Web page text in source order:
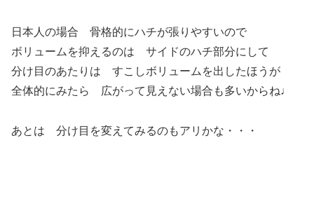
日本人の場合 骨格的にハチが張りやすいので
ボリュームを抑えるのは サイドのハチ部分にして
分け目のあたりは すこしボリュームを出したほうが
全体的にみたら 広がって見えない場合も多いからね♩
あとは 分け目を変えてみるのもアリかな・・・